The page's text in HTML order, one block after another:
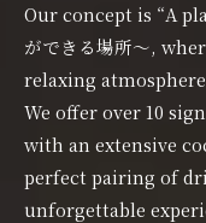
Our concept is “A
ができる場所〜,
relaxing
We offer over 10
with an extensive
perfect pairing of
unforgettable